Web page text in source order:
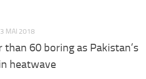
MAI 2018
60 boring as Pakistan’s
heatwave